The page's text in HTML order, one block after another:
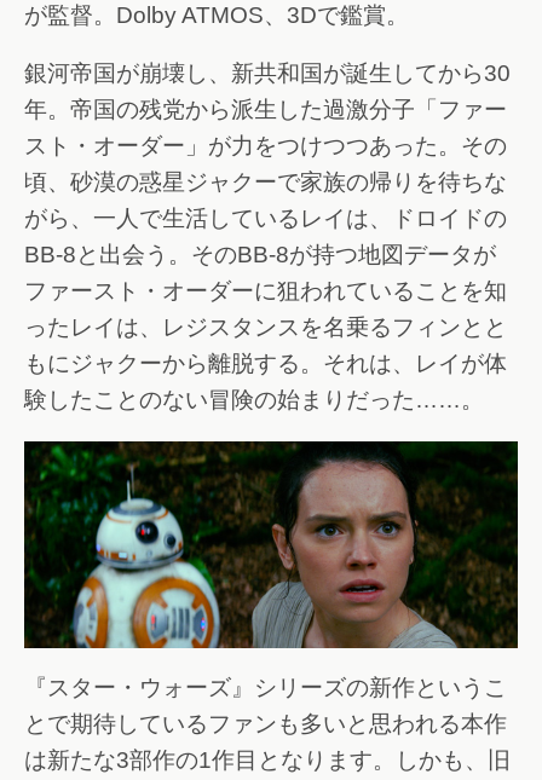
が監督。Dolby ATMOS、3Dで鑑賞。
銀河帝国が崩壊し、新共和国が誕生してから30
年。帝国の残党から派生した過激分子「ファー
スト・オーダー」が力をつけつつあった。その
頃、砂漠の惑星ジャクーで家族の帰りを待ちな
がら、一人で生活しているレイは、ドロイドの
BB-8と出会う。そのBB-8が持つ地図データが
ファースト・オーダーに狙われていることを知
ったレイは、レジスタンスを名乗るフィンとと
もにジャクーから離脱する。それは、レイが体
験したことのない冒険の始まりだった……。
『スター・ウォーズ』シリーズの新作というこ
とで期待しているファンも多いと思われる本作
は新たな3部作の1作目となります。しかも、旧